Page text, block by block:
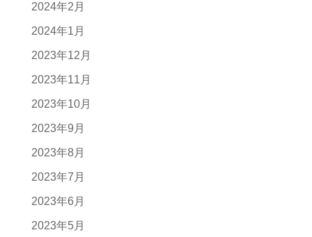
2024年2月
2024年1月
2023年12月
2023年11月
2023年10月
2023年9月
2023年8月
2023年7月
2023年6月
2023年5月